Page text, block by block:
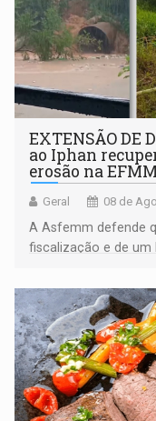
EXTENSÃO DE
ao Iphan
erosão na EFMM
Geral 08 de
A Asfemm defende
fiscalização e de